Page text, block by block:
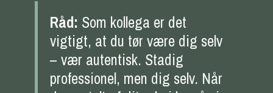
Råd: Som kollega er det
vigtigt, at du tør være dig selv
– vær autentisk. Stadig
professionel, men dig selv. Når